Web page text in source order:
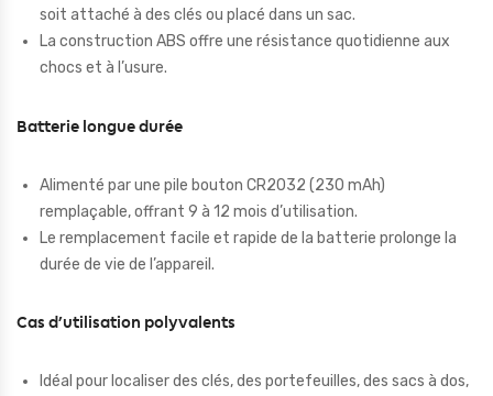
soit attaché à des clés ou placé dans un sac.
La construction ABS offre une résistance quotidienne aux
chocs et à l’usure.
Batterie longue durée
Alimenté par une pile bouton CR2032 (230 mAh)
remplaçable, offrant 9 à 12 mois d’utilisation.
Le remplacement facile et rapide de la batterie prolonge la
durée de vie de l’appareil.
Cas d’utilisation polyvalents
Idéal pour localiser des clés, des portefeuilles, des sacs à dos,